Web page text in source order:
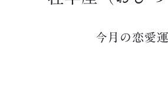
今月の恋愛運